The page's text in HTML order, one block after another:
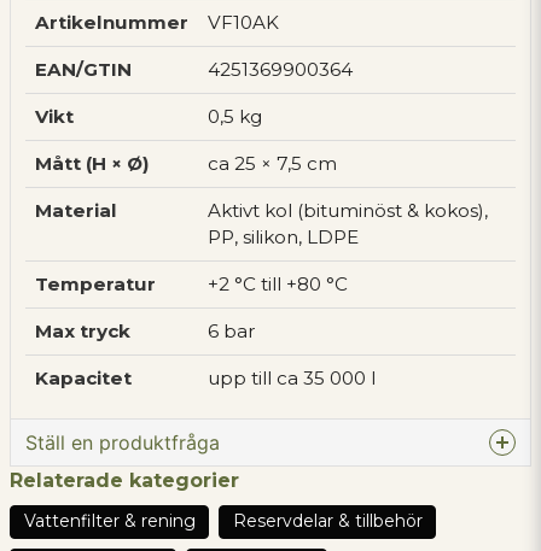
Artikelnummer VF10AK
EAN/GTIN 4251369900364
Vikt 0,5 kg
Mått (H × Ø) ca 25 × 7,5 cm
Material
Aktivt kol (bituminöst & kokos),
PP, silikon, LDPE
Temperatur +2 °C till +80 °C
Max tryck 6 bar
Kapacitet upp till ca 35 000 l
Ställ en produktfråga
Fråga oss något om denna produkten...
Relaterade kategorier
Vattenfilter & rening Reservdelar & tillbehör